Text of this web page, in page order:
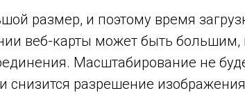
размер, и поэтому время
веб-карты может быть большим,
Масштабирование не
разрешение